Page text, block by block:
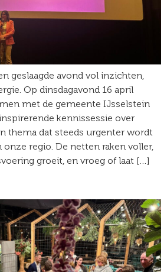
geslaagde avond vol inzichten,
Op dinsdagavond 16 april
met de gemeente IJsselstein
kennissessie over
thema dat steeds urgenter wordt
regio. De netten raken voller,
groeit, en vroeg of laat […]